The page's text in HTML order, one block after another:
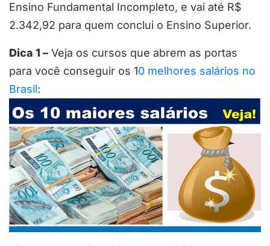
Ensino Fundamental Incompleto, e vai até R$
2.342,92 para quem conclui o Ensino Superior.
Dica 1 – Veja os cursos que abrem as portas
para você conseguir os 10 melhores salários no
Brasil: